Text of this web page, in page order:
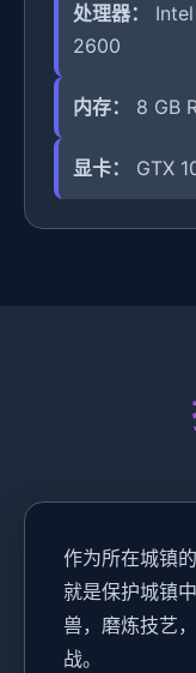
处理器：
2600
内存： 8 GB
显卡： GTX
作为所在城镇
就是保护城镇
兽，磨炼技艺
战。